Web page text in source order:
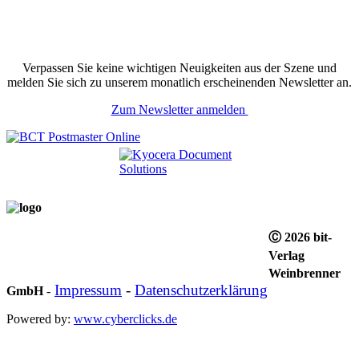
Verpassen Sie keine wichtigen Neuigkeiten aus der Szene und
melden Sie sich zu unserem monatlich erscheinenden Newsletter an.
Zum Newsletter anmelden
Ⓒ 2026 bit-
Verlag
Weinbrenner
GmbH- Impressum - Datenschutzerklärung
Powered by: www.cyberclicks.de